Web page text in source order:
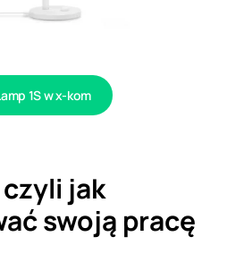
1S w x-kom
jak
swoją pracę